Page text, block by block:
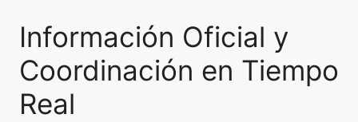
Información Oficial y
Coordinación en Tiempo
Real